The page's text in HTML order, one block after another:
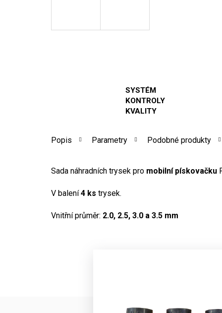
SYSTÉM
KONTROLY
KVALITY
Popis Parametry Podobné produkty
Sada náhradních trysek pro mobilní pískovačku
V balení4 ks trysek.
Vnitřní průměr: 2.0, 2.5, 3.0 a 3.5 mm